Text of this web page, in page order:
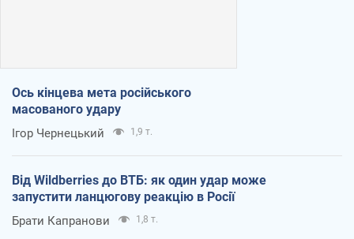
Ось кінцева мета російського
масованого удару
Ігор Чернецький 1,9 т.
Від Wildberries до ВТБ: як один удар може
запустити ланцюгову реакцію в Росії
Брати Капранови 1,8 т.